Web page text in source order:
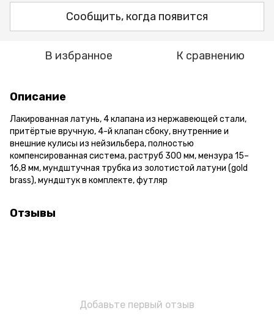
Сообщить, когда появится
В избранное К сравнению
Описание
Лакированная латунь, 4 клапана из нержавеющей стали,
притёртые вручную, 4-й клапан сбоку, внутренние и
внешние кулисы из нейзильбера, полностью
компенсированная система, раструб 300 мм, мензура 15–
16,8 мм, мундштучная трубка из золотистой латуни (gold
brass), мундштук в комплекте, футляр
Отзывы
Добавьте первый отзыв